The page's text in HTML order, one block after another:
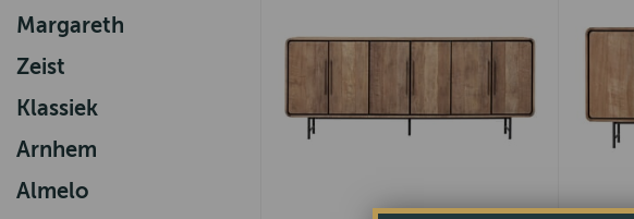
Margareth
Zeist
Klassiek
Arnhem
Almelo